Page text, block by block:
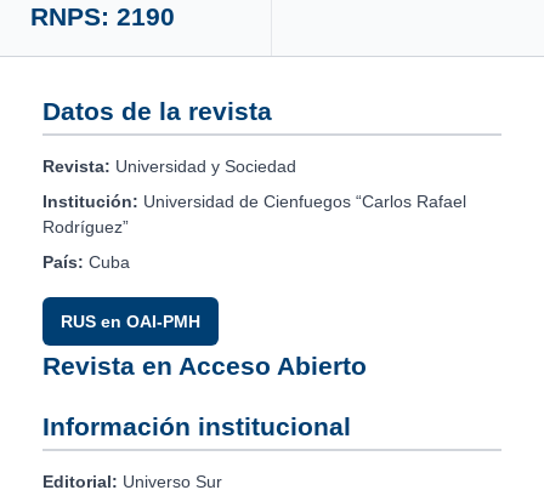
RNPS: 2190
Datos de la revista
Revista: Universidad y Sociedad
Institución: Universidad de Cienfuegos “Carlos Rafael
Rodríguez”
País: Cuba
RUS en OAI-PMH
Revista en Acceso Abierto
Información institucional
Editorial: Universo Sur